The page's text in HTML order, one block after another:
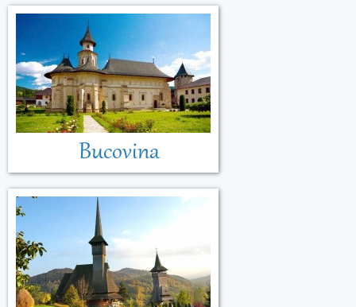
Bucovina